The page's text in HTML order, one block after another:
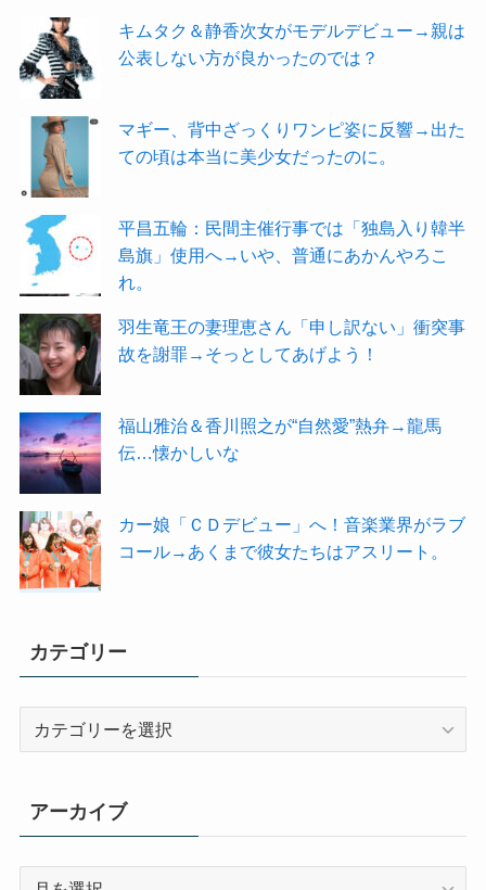
キムタク＆静香次女がモデルデビュー→親は
公表しない方が良かったのでは？
マギー、背中ざっくりワンピ姿に反響→出た
ての頃は本当に美少女だったのに。
平昌五輪：民間主催行事では「独島入り韓半
島旗」使用へ→いや、普通にあかんやろこ
れ。
羽生竜王の妻理恵さん「申し訳ない」衝突事
故を謝罪→そっとしてあげよう！
福山雅治＆香川照之が“自然愛”熱弁→龍馬
伝…懐かしいな
カー娘「ＣＤデビュー」へ！音楽業界がラブ
コール→あくまで彼女たちはアスリート。
カテゴリー
リ
ー
アーカイブ